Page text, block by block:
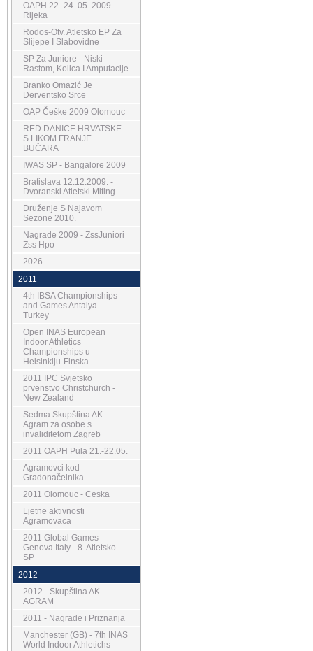
OAPH 22.-24. 05. 2009.
Rijeka
Rodos-Otv. Atletsko EP Za
Slijepe I Slabovidne
SP Za Juniore - Niski
Rastom, Kolica I Amputacije
Branko Omazić Je
Derventsko Srce
OAP Češke 2009 Olomouc
RED DANICE HRVATSKE
S LIKOM FRANJE
BUČARA
IWAS SP - Bangalore 2009
Bratislava 12.12.2009. -
Dvoranski Atletski Miting
Druženje S Najavom
Sezone 2010.
Nagrade 2009 - ZssJuniori
Zss Hpo
2026
2011
4th IBSA Championships
and Games Antalya –
Turkey
Open INAS European
Indoor Athletics
Championships u
Helsinkiju-Finska
2011 IPC Svjetsko
prvenstvo Christchurch -
New Zealand
Sedma Skupština AK
Agram za osobe s
invaliditetom Zagreb
2011 OAPH Pula 21.-22.05.
Agramovci kod
Gradonačelnika
2011 Olomouc - Ceska
Ljetne aktivnosti
Agramovaca
2011 Global Games
Genova Italy - 8. Atletsko
SP
2012
2012 - Skupština AK
AGRAM
2011 - Nagrade i Priznanja
Manchester (GB) - 7th INAS
World Indoor Athletichs